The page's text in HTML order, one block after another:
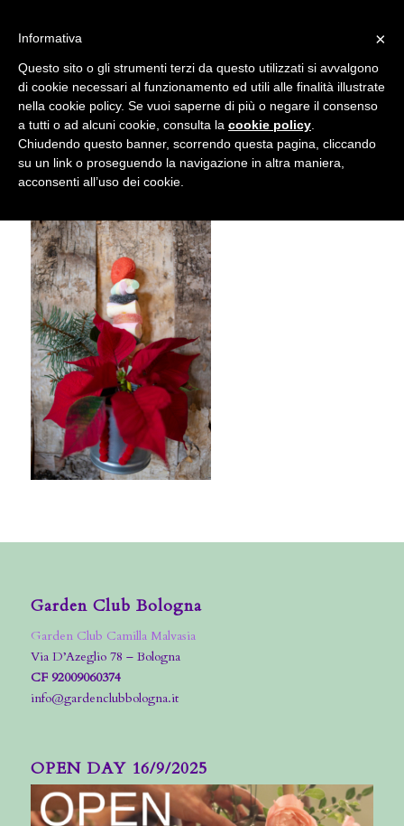
NIK_5985
Garden Club Bologna
Garden Club Camilla Malvasia
Via D’Azeglio 78 – Bologna
CF 92009060374
info@gardenclubbologna.it
OPEN DAY 16/9/2025
accetta l'uso dei cookies previsto nella pagina dedicata.
Fai clic per abilitare/disabilitare il tracciamento di
Google Analytics.
OK Privacy e cookie policy
×
Informativa
Questo sito o gli strumenti terzi da questo utilizzati si avvalgono
di cookie necessari al funzionamento ed utili alle finalità illustrate
nella cookie policy. Se vuoi saperne di più o negare il consenso
a tutti o ad alcuni cookie, consulta la cookie policy
Chiudendo questo banner, scorrendo questa pagina, cliccando
su un link o proseguendo la navigazione in altra maniera,
acconsenti all’uso dei cookie.